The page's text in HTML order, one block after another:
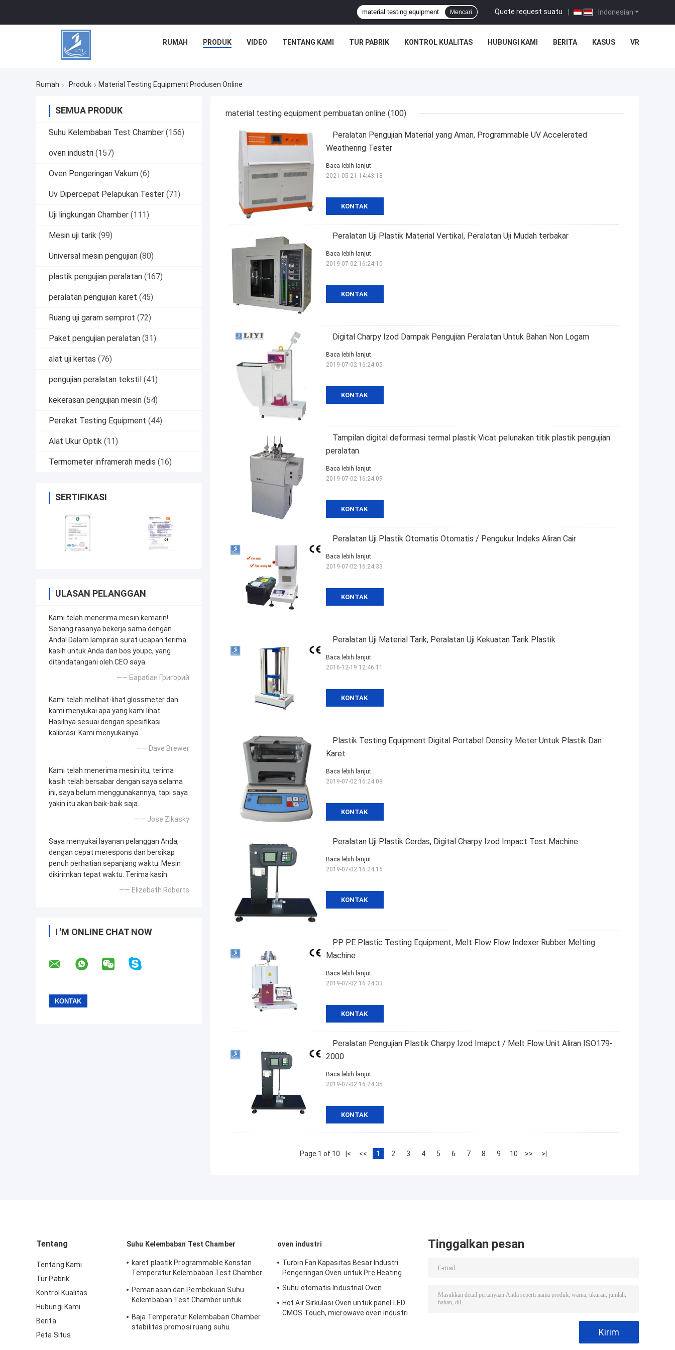
Indonesian
Quote request suatu |
Mencari
RUMAH PRODUK VIDEO TENTANG KAMI TUR PABRIK KONTROL KUALITAS HUBUNGI KAMI BERITA KASUS VR
Rumah Produk Material Testing Equipment Produsen Online
SEMUA PRODUK
Suhu Kelembaban Test Chamber (156)
oven industri (157)
Oven Pengeringan Vakum (6)
Uv Dipercepat Pelapukan Tester (71)
Uji lingkungan Chamber (111)
Mesin uji tarik (99)
Universal mesin pengujian (80)
plastik pengujian peralatan (167)
peralatan pengujian karet (45)
Ruang uji garam semprot (72)
Paket pengujian peralatan (31)
alat uji kertas (76)
pengujian peralatan tekstil (41)
kekerasan pengujian mesin (54)
Perekat Testing Equipment (44)
Alat Ukur Optik (11)
Termometer inframerah medis (16)
SERTIFIKASI
ULASAN PELANGGAN
Kami telah menerima mesin kemarin!
Senang rasanya bekerja sama dengan
Anda! Dalam lampiran surat ucapan terima
kasih untuk Anda dan bos youpc, yang
ditandatangani oleh CEO saya.
—— Барабан Григорий
Kami telah melihat-lihat glossmeter dan
kami menyukai apa yang kami lihat.
Hasilnya sesuai dengan spesifikasi
kalibrasi. Kami menyukainya.
—— Dave Brewer
Kami telah menerima mesin itu, terima
kasih telah bersabar dengan saya selama
ini, saya belum menggunakannya, tapi saya
yakin itu akan baik-baik saja.
—— Jose Zikasky
Saya menyukai layanan pelanggan Anda,
dengan cepat merespons dan bersikap
penuh perhatian sepanjang waktu. Mesin
dikirimkan tepat waktu. Terima kasih.
—— Elizebath Roberts
I 'M ONLINE CHAT NOW
material testing equipment pembuatan online (100)
Peralatan Pengujian Material yang Aman, Programmable UV Accelerated
Weathering Tester
KONTAK
Baca lebih lanjut
2021-05-21 14:43:18
Peralatan Uji Plastik Material Vertikal, Peralatan Uji Mudah terbakar
KONTAK
Baca lebih lanjut
2019-07-02 16:24:10
Digital Charpy Izod Dampak Pengujian Peralatan Untuk Bahan Non Logam
KONTAK
Baca lebih lanjut
2019-07-02 16:24:05
Tampilan digital deformasi termal plastik Vicat pelunakan titik plastik pengujian
peralatan
KONTAK
Baca lebih lanjut
2019-07-02 16:24:09
Peralatan Uji Plastik Otomatis Otomatis / Pengukur Indeks Aliran Cair
KONTAK
Baca lebih lanjut
2019-07-02 16:24:33
Peralatan Uji Material Tarik, Peralatan Uji Kekuatan Tarik Plastik
KONTAK
Baca lebih lanjut
2016-12-19 12:46:11
Plastik Testing Equipment Digital Portabel Density Meter Untuk Plastik Dan
Karet
KONTAK
Baca lebih lanjut
2019-07-02 16:24:08
Peralatan Uji Plastik Cerdas, Digital Charpy Izod Impact Test Machine
KONTAK
Baca lebih lanjut
2019-07-02 16:24:16
PP PE Plastic Testing Equipment, Melt Flow Flow Indexer Rubber Melting
Machine
KONTAK
Baca lebih lanjut
2019-07-02 16:24:33
Peralatan Pengujian Plastik Charpy Izod Imapct / Melt Flow Unit Aliran ISO179-
2000
KONTAK
Baca lebih lanjut
2019-07-02 16:24:35
Page 1 of 10 |< << 1 2 3 4 5 6 7 8 9 10 >> >|
Tentang
Tentang Kami
Tur Pabrik
Kontrol Kualitas
Hubungi Kami
Berita
Peta Situs
Suhu Kelembaban Test Chamber
karet plastik Programmable Konstan
Temperatur Kelembaban Test Chamber
Pemanasan dan Pembekuan Suhu
Kelembaban Test Chamber untuk
Baja Temperatur Kelembaban Chamber
stabilitas promosi ruang suhu
oven industri
Turbin Fan Kapasitas Besar Industri
Pengeringan Oven untuk Pre Heating
Suhu otomatis Industrial Oven
Hot Air Sirkulasi Oven untuk panel LED
CMOS Touch, microwave oven industri
Tinggalkan pesan